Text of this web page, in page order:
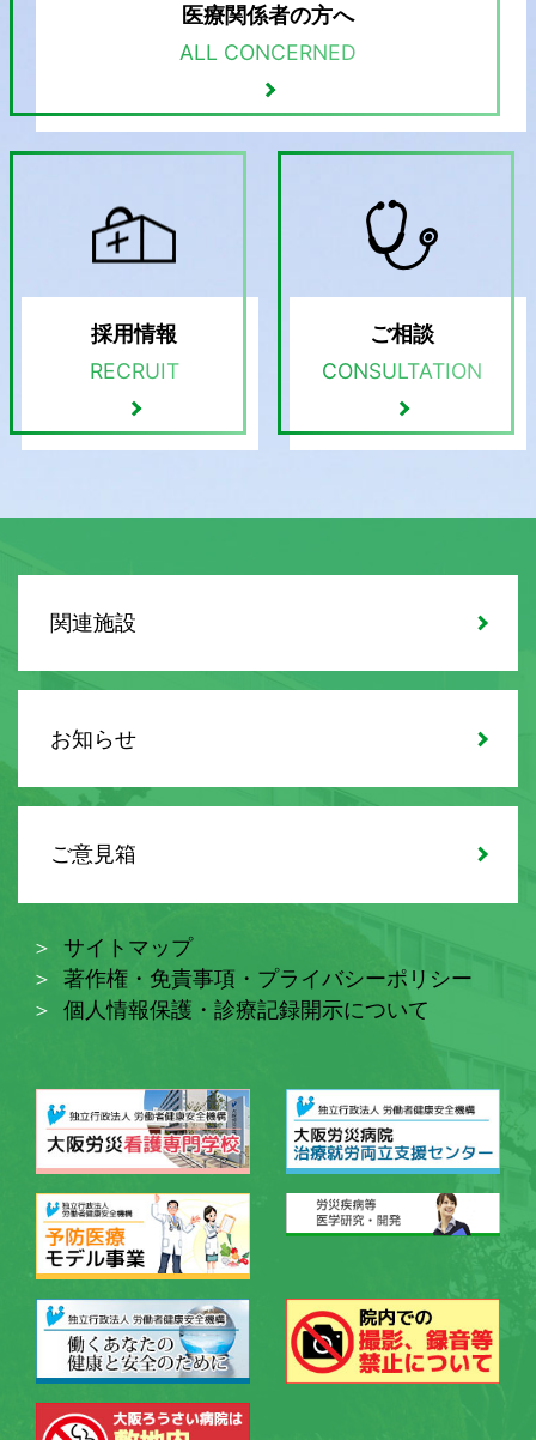
医療関係者の方へ
ALL CONCERNED
採用情報
RECRUIT
ご相談
CONSULTATION
関連施設
お知らせ
ご意見箱
サイトマップ
著作権・免責事項・プライバシーポリシー
個人情報保護・診療記録開示について